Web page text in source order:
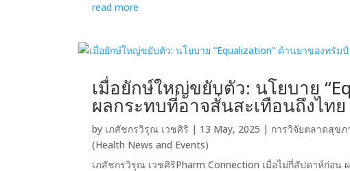
read more
เมื่อยักษ์ใหญ่ขยับตัว: นโยบาย
ผลกระทบที่อาจสั่นสะเทือนถึงไทย
by เภสัชกรวิรุณ เวชศิริ | 13 May, 2025 | การวิจัยตลาดสุขภ
(Health News and Events)
เภสัชกรวิรุณ เวชศิริPharm Connection เมื่อไม่กี่สัปดาห์ก่อน